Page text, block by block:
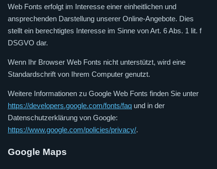
Web Fonts erfolgt im Interesse einer einheitlichen und
ansprechenden Darstellung unserer Online-Angebote. Dies
stellt ein berechtigtes Interesse im Sinne von Art. 6 Abs. 1 lit. f
DSGVO dar.
Wenn Ihr Browser Web Fonts nicht unterstützt, wird eine
Standardschrift von Ihrem Computer genutzt.
Weitere Informationen zu Google Web Fonts finden Sie unter
https://developers.google.com/fonts/faq und in der
Datenschutzerklärung von Google:
https://www.google.com/policies/privacy/.
Google Maps